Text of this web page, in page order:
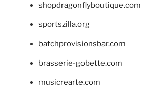
shopdragonflyboutique.com
sportszilla.org
batchprovisionsbar.com
brasserie-gobette.com
musicrearte.com